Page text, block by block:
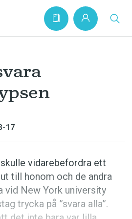
17
vidarebefordra ett
till honom och de andra
vid New York university
trycka på ”svara alla”.